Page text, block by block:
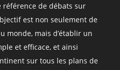
référence de débats sur
est non seulement de
monde, mais d’établir un
et efficace, et ainsi
sur tous les plans de